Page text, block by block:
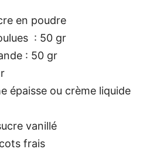
en poudre
: 50 gr
: 50 gr
épaisse ou crème liquide
vanillé
frais